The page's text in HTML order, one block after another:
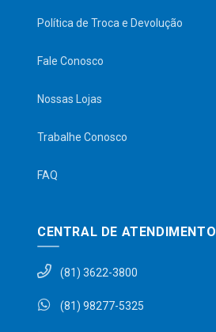
Política de Troca e Devolução
Fale Conosco
Nossas Lojas
Trabalhe Conosco
FAQ
CENTRAL DE ATENDIMENTO
(81) 3622-3800
(81) 98277-5325